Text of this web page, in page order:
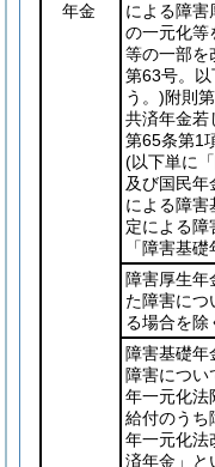
年金
による障害
の一元化等
等の一部を
第63号。
う。)附則
共済年金若
第65条第1
(以下単に
及び国民年
による障害
定による障
「障害基
障害厚生年
た障害につ
る場合を除
障害基礎年
障害につい
年一元化法
給付のうち
年一元化法
済年金」と